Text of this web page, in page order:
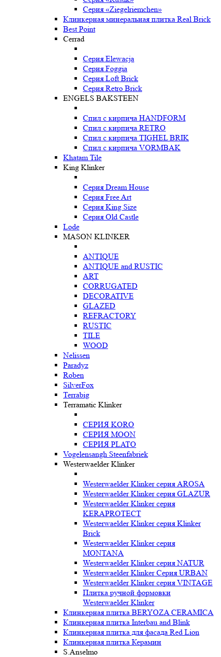
Серия «Ziegelriemchen»
Клинкерная минеральная плитка Real Brick
Best Point
Cerrad
Серия Elewacja
Серия Foggia
Серия Loft Brick
Серия Retro Brick
ENGELS BAKSTEEN
Спил с кирпича HANDFORM
Спил с кирпича RETRO
Спил с кирпича TIGHEL BRIK
Спил с кирпича VORMBAK
Khatam Tile
King Klinker
Серия Dream House
Серия Free Art
Серия King Size
Серия Old Castle
Lode
MASON KLINKER
ANTIQUE
ANTIQUE and RUSTIC
ART
CORRUGATED
DECORATIVE
GLAZED
REFRACTORY
RUSTIC
TILE
WOOD
Nelissen
Paradyz
Roben
SilverFox
Terrabig
Terramatic Klinker
СЕРИЯ KORO
СЕРИЯ MOON
СЕРИЯ PLATO
Vogelensangh Steenfabriek
Westerwaelder Klinker
Westerwaelder Klinker серия AROSA
Westerwaelder Klinker серия GLAZUR
Westerwaelder Klinker серия
KERAPROTECT
Westerwaelder Klinker серия Klinker
Brick
Westerwaelder Klinker серия
MONTANA
Westerwaelder Klinker серия NATUR
Westerwaelder Klinker Серия URBAN
Westerwaelder Klinker серия VINTAGE
Плитка ручной формовки
Westerwaelder Klinker
Клинкерная плитка BERYOZA CERAMICA
Клинкерная плитка Interbau and Blink
Клинкерная плитка для фасада Red Lion
Клинкерная плитка Керамин
S.Anselmo